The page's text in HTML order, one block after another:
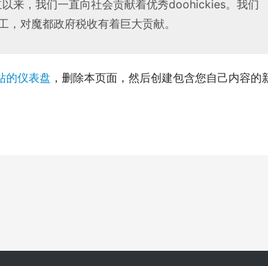
来，我们一直向社会贡献着优秀doohickies。我们
对魔都政府税收有着巨大贡献。
的仪表盘 ，删除本页面，然后创建包含您自己内容的